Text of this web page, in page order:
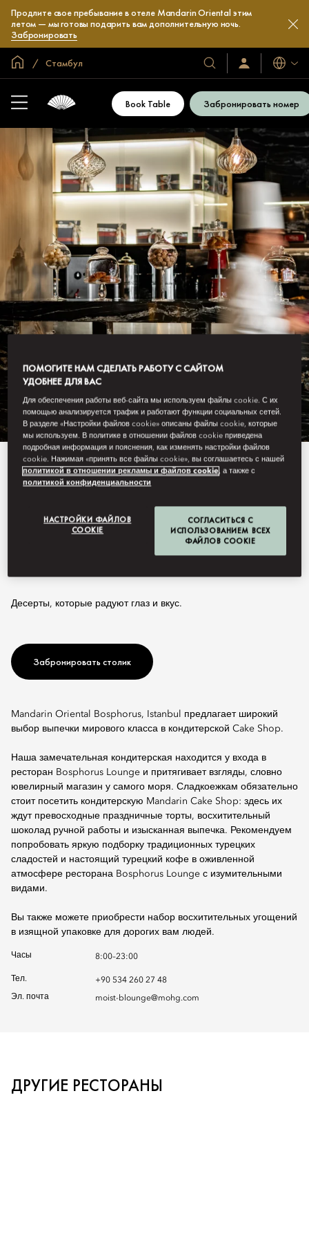
Продлите свое пребывание в отеле Mandarin Oriental этим
летом — мы готовы подарить вам дополнительную ночь.
Забронировать
ГлавнаяСтамбул
Наши
отели
курорты
Войти/
Языки
Book Table Забронировать номер
Смотреть Все
КОНДИТЕРСКАЯ
MANDARIN CAKE SHOP
Десерты, которые радуют глаз и вкус.
Забронировать столик
Mandarin Oriental Bosphorus, Istanbul предлагает широкий
выбор выпечки мирового класса в кондитерской Cake Shop.
Наша замечательная кондитерская находится у входа в
ресторан Bosphorus Lounge и притягивает взгляды, словно
ювелирный магазин у самого моря. Сладкоежкам обязательно
стоит посетить кондитерскую Mandarin Cake Shop: здесь их
ждут превосходные праздничные торты, восхитительный
шоколад ручной работы и изысканная выпечка. Рекомендуем
попробовать яркую подборку традиционных турецких
сладостей и настоящий турецкий кофе в оживленной
атмосфере ресторана Bosphorus Lounge с изумительными
видами.
Вы также можете приобрести набор восхитительных угощений
в изящной упаковке для дорогих вам людей.
Часы 8:00–23:00
Тел.
+90 534 260 27 48
Эл. почта
moist-blounge@mohg.com
ДРУГИЕ РЕСТОРАНЫ
ПОМОГИТЕ НАМ СДЕЛАТЬ РАБОТУ С САЙТОМ
УДОБНЕЕ ДЛЯ ВАС
Для обеспечения работы веб-сайта мы используем файлы cookie. С их
помощью анализируется трафик и работают функции социальных сетей.
В разделе «Настройки файлов cookie» описаны файлы cookie, которые
мы используем. В политике в отношении файлов cookie приведена
подробная информация и пояснения, как изменять настройки файлов
cookie. Нажимая «принять все файлы cookie», вы соглашаетесь с нашей
политикой в отношении рекламы и файлов cookie, а также с
политикой конфиденциальности
НАСТРОЙКИ ФАЙЛОВ
COOKIE
СОГЛАСИТЬСЯ С
ИСПОЛЬЗОВАНИЕМ ВСЕХ
ФАЙЛОВ COOKIE